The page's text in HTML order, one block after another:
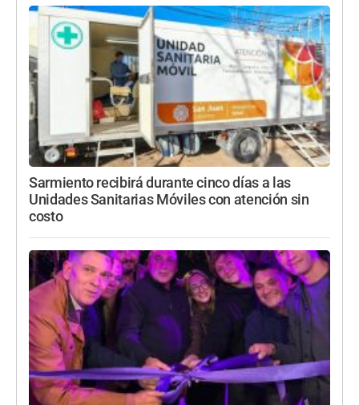
Sarmiento recibirá durante cinco días a las
Unidades Sanitarias Móviles con atención sin
costo